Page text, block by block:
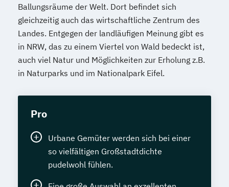
Ballungsräume der Welt. Dort befindet sich
gleichzeitig auch das wirtschaftliche Zentrum des
Landes. Entgegen der landläufigen Meinung gibt es
in NRW, das zu einem Viertel von Wald bedeckt ist,
auch viel Natur und Möglichkeiten zur Erholung z.B.
in Naturparks und im Nationalpark Eifel.
Pro
Urbane Gemüter werden sich bei einer
so vielfältigen Großstadtdichte
pudelwohl fühlen.